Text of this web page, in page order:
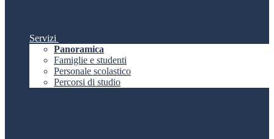
Servizi
Panoramica
Famiglie e studenti
Personale scolastico
Percorsi di studio